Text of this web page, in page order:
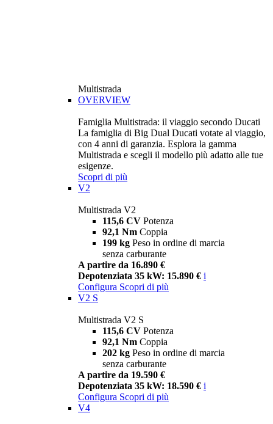
Multistrada
OVERVIEW
Famiglia Multistrada: il viaggio secondo Ducati
La famiglia di Big Dual Ducati votate al viaggio,
con 4 anni di garanzia. Esplora la gamma
Multistrada e scegli il modello più adatto alle tue
esigenze.
Scopri di più
V2
Multistrada V2
115,6 CV Potenza
92,1 Nm Coppia
199 kg Peso in ordine di marcia
senza carburante
A partire da 16.890 €
Depotenziata 35 kW: 15.890 € i
Configura Scopri di più
V2 S
Multistrada V2 S
115,6 CV Potenza
92,1 Nm Coppia
202 kg Peso in ordine di marcia
senza carburante
A partire da 19.590 €
Depotenziata 35 kW: 18.590 € i
Configura Scopri di più
V4